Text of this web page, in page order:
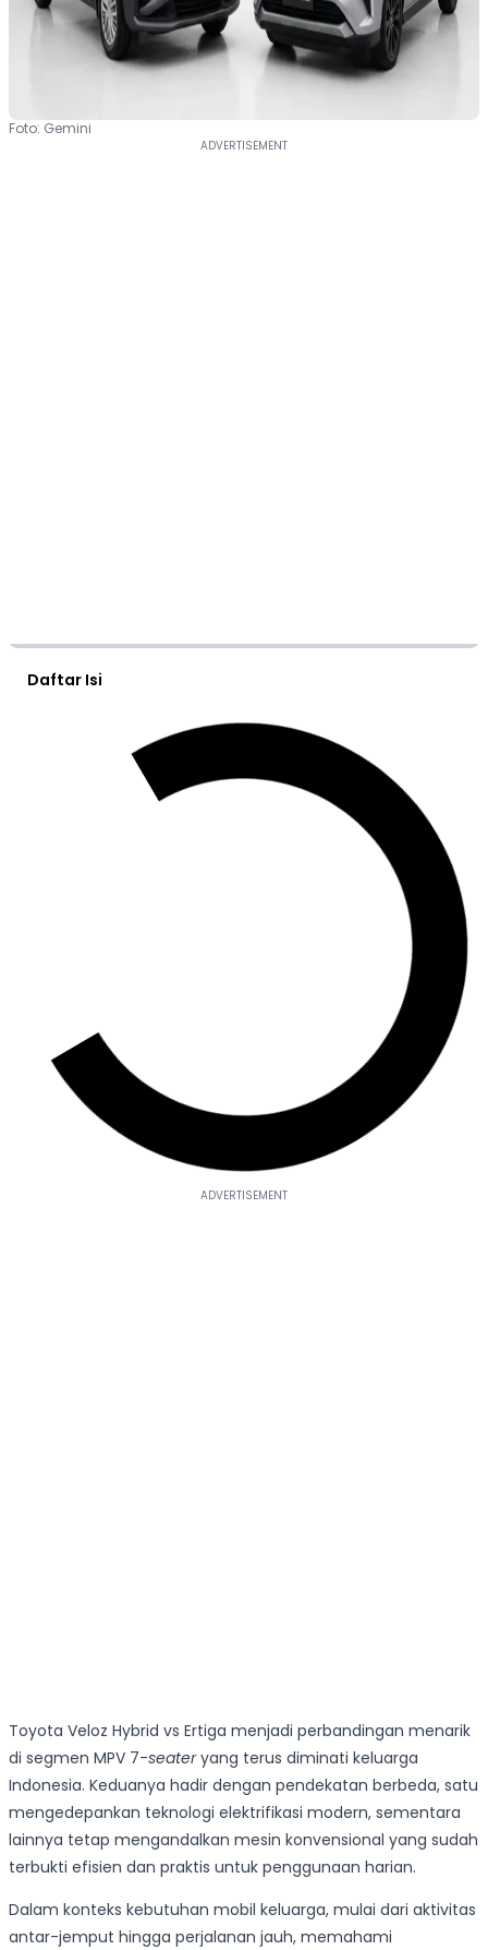
Foto: Gemini
Daftar Isi
Toyota Veloz Hybrid vs Ertiga menjadi perbandingan menarik
di segmen MPV 7-seateryang terus diminati keluarga
Indonesia. Keduanya hadir dengan pendekatan berbeda, satu
mengedepankan teknologi elektrifikasi modern, sementara
lainnya tetap mengandalkan mesin konvensional yang sudah
terbukti efisien dan praktis untuk penggunaan harian.
Dalam konteks kebutuhan mobil keluarga, mulai dari aktivitas
antar-jemput hingga perjalanan jauh, memahami